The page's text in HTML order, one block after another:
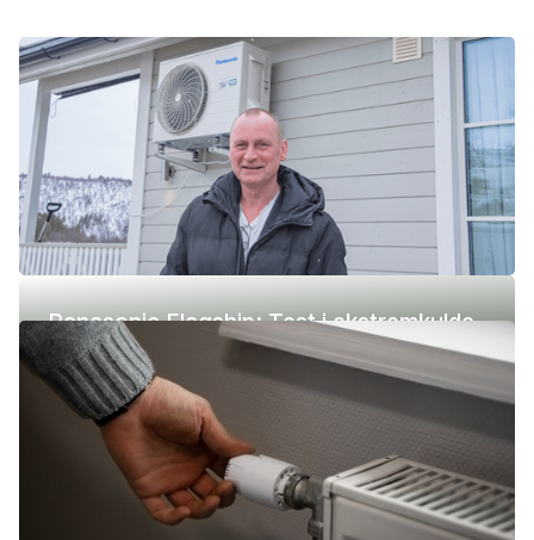
Panasonic Flagship: Test i ekstremkulde
(-42 °C)